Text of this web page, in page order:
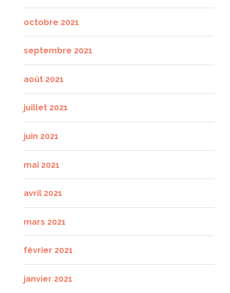
octobre 2021
septembre 2021
août 2021
juillet 2021
juin 2021
mai 2021
avril 2021
mars 2021
février 2021
janvier 2021